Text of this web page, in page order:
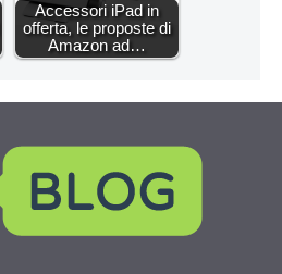
Accessori iPad in
offerta, le proposte di
Amazon ad…